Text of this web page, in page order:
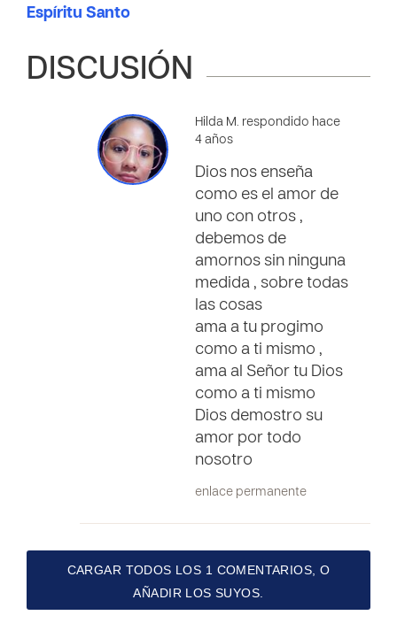
Espíritu Santo
DISCUSIÓN
Hilda M. respondido hace
4 años
Dios nos enseña
como es el amor de
uno con otros ,
debemos de
amornos sin ninguna
medida , sobre todas
las cosas
ama a tu progimo
como a ti mismo ,
ama al Señor tu Dios
como a ti mismo
Dios demostro su
amor por todo
nosotro
enlace permanente
CARGAR TODOS LOS 1 COMENTARIOS, O
AÑADIR LOS SUYOS.